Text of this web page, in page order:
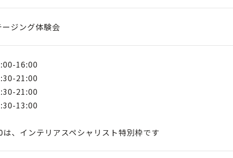
ジング体験会
16:00
21:00
21:00
13:00
、インテリアスペシャリスト特別枠です